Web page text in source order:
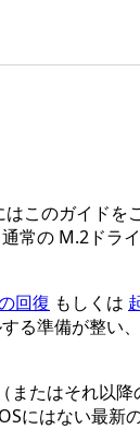
このガイドを
常の M.2ドラ
回復 もしくは
る準備が整い
またはそれ以降
にはない最新